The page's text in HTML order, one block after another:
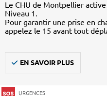
Le CHU de Montpellier
Niveau 1.
Pour garantir une prise en
appelez le 15 avant tout
EN SAVOIR PLUS
URGENCES